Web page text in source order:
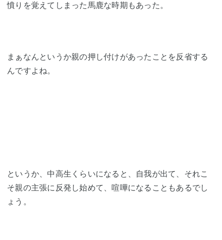
憤りを覚えてしまった馬鹿な時期もあった。
まぁなんというか親の押し付けがあったことを反省する
んですよね。
というか、中高生くらいになると、自我が出て、それこ
そ親の主張に反発し始めて、喧嘩になることもあるでし
ょう。